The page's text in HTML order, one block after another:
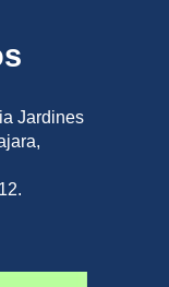
Jardines